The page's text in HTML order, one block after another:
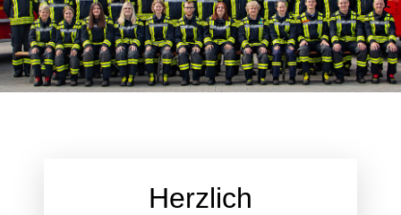
Herzlich